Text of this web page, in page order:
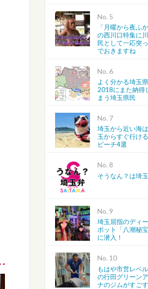
No.
「月曜から夜ふか
の西川口特集に
民として一応突
でおきますね
No.
よく分かる埼玉
2018にまた納得
まう埼玉県民
No.
埼玉から近い海
玉からすぐ行け
ビーチ4選
No.
そうなん？は埼
No.
埼玉屈指のディ
ポット「八潮秘宝
に潜入！
No.
もはや市営レベ
の行田グリーン
ナのジムがすご